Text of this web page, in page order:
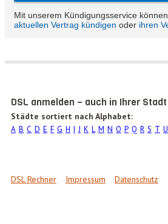
DSL anmelden – auch in Ihrer Stadt
Städte sortiert nach Alphabet:
A B C D E F G H I J K L M N O P Q R S T U
DSL Rechner Impressum Datenschutz